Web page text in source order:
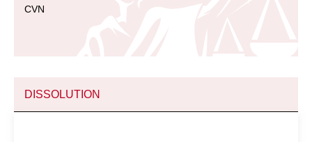
CVN
DISSOLUTION